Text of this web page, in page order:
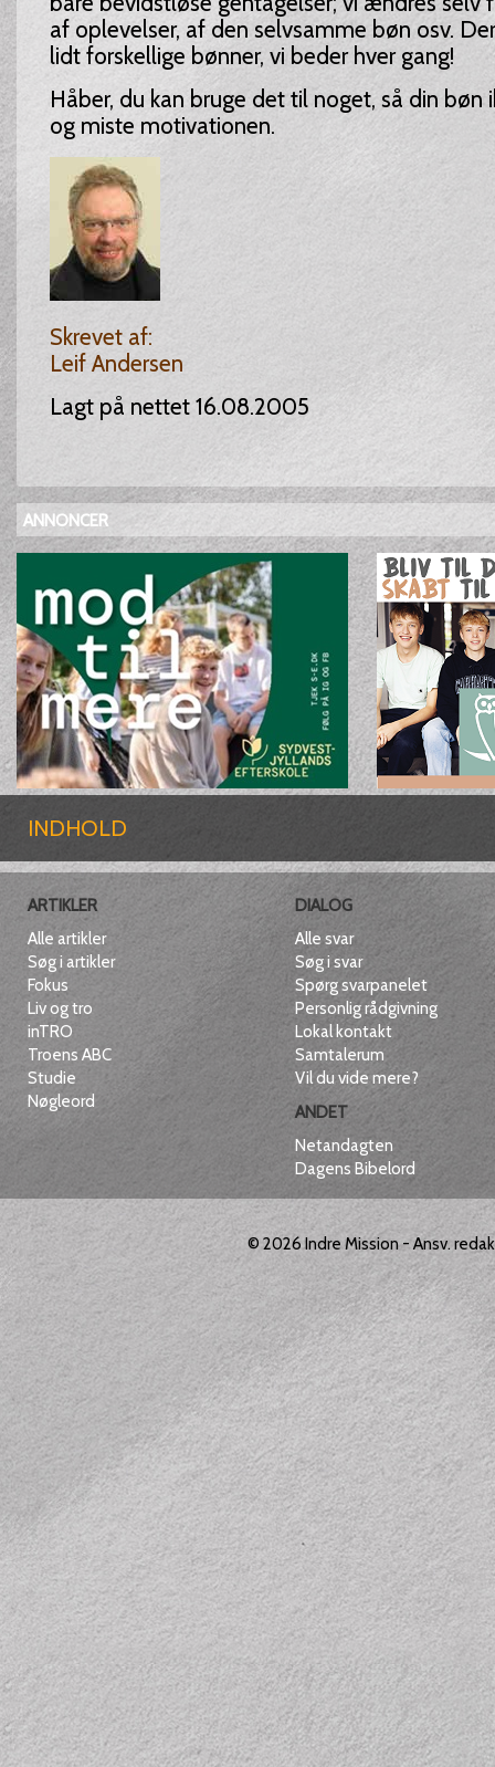
af oplevelser, af den selvsamme bøn osv.
lidt forskellige bønner, vi beder hver gang!
Håber, du kan bruge det til noget, så din bøn
og miste motivationen.
Skrevet af:
Leif Andersen
Lagt på nettet 16.08.2005
ANNONCER
INDHOLD
ARTIKLER
Alle artikler
Søg i artikler
Fokus
Liv og tro
inTRO
Troens ABC
Studie
Nøgleord
DIALOG
Alle svar
Søg i svar
Spørg svarpanelet
Personlig rådgivning
Lokal kontakt
Samtalerum
Vil du vide mere?
ANDET
Netandagten
Dagens Bibelord
© 2026Indre Mission- Ansv.